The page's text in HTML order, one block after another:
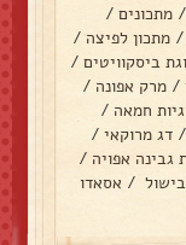
/ מתכונים /
/ מתכון לפיצה /
ביסקוויטים /
/ מרק אפונה /
חמאה /
/ דג מרוקאי /
גבינה אפויה /
/ אסאדו